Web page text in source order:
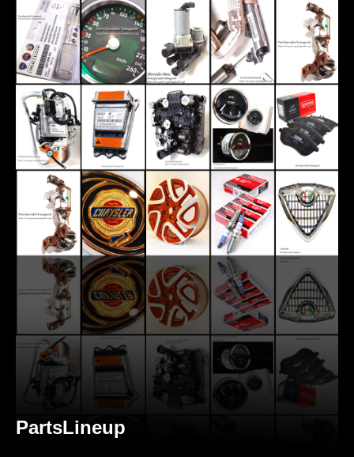
PartsLineup